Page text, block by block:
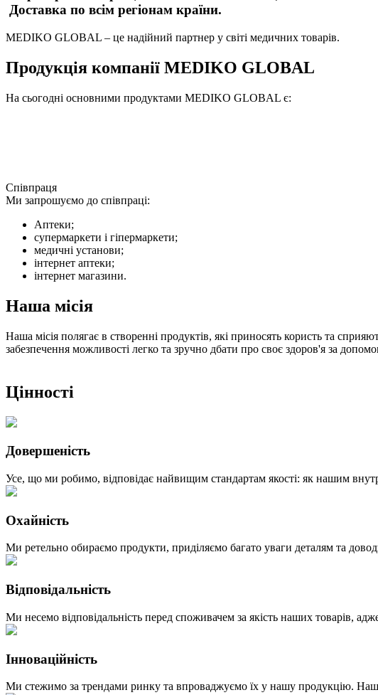
Доставка по всім регіонам країни.
MEDIKO GLOBAL – це надійний партнер у світі медичних товарів.
Продукція компанії MEDIKO GLOBAL
На сьогодні основними продуктами MEDIKO GLOBAL є:
Співпраця
Ми запрошуємо до співпраці:
Аптеки;
супермаркети і гіпермаркети;
медичні установи;
інтернет аптеки;
інтернет магазини.
Наша місія
Наша місія полягає в створенні продуктів, які приносять користь та
забезпечення можливості легко та зручно дбати про своє здоров'я за
Цінності
Довершеність
Усе, що ми робимо, відповідає найвищим стандартам якості: як нашим
Охайність
Ми ретельно обираємо продукти, приділяємо багато уваги деталям та
Відповідальність
Ми несемо відповідальність перед споживачем за якість наших товарів,
Інноваційність
Ми стежимо за трендами ринку та впроваджуємо їх у нашу продукцію. Наші